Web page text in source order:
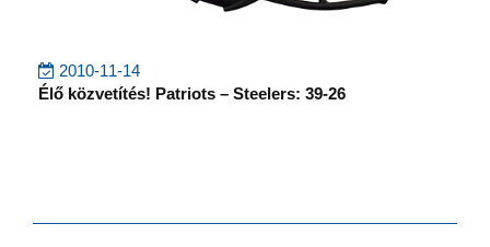
2010-11-14
Élő közvetítés! Patriots – Steelers: 39-26